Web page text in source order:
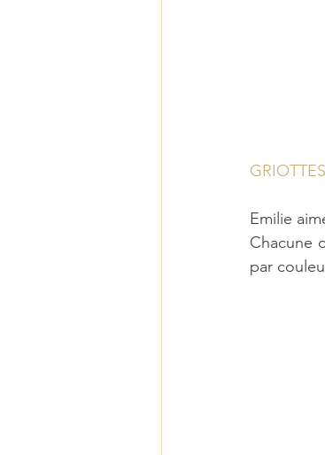
GRIOTTES
Emilie
Chacune
par